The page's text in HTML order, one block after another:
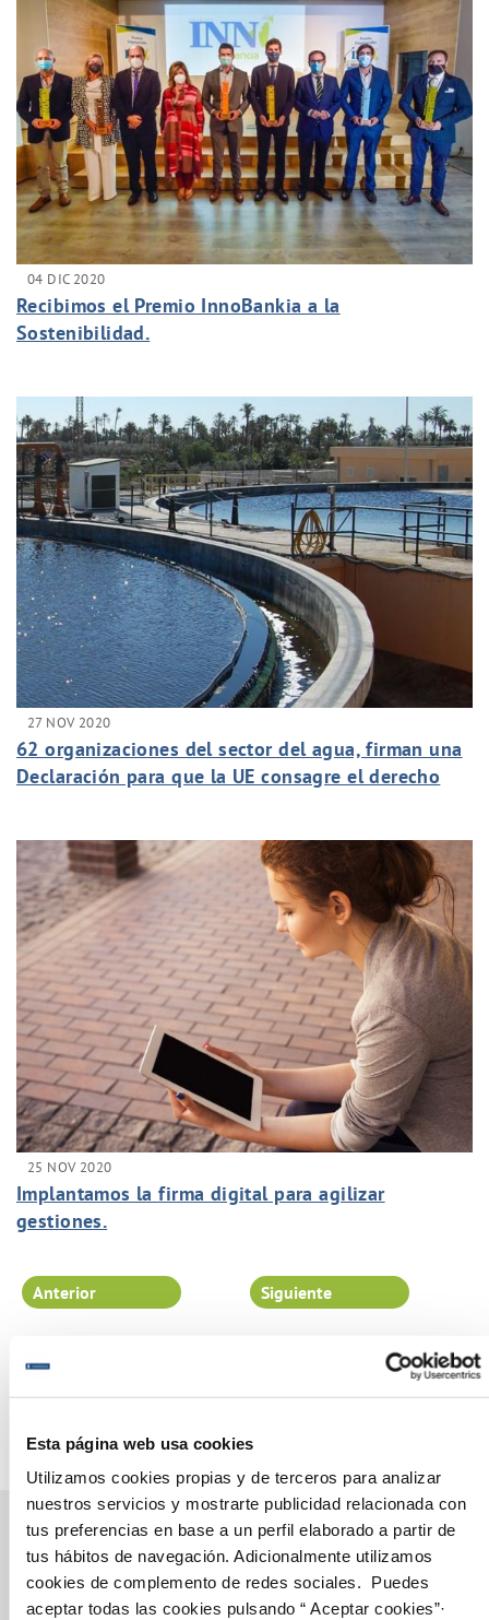
Esta página web usa cookies
Utilizamos cookies propias y de terceros para analizar
nuestros servicios y mostrarte publicidad relacionada con
tus preferencias en base a un perfil elaborado a partir de
tus hábitos de navegación. Adicionalmente utilizamos
cookies de complemento de redes sociales. Puedes
aceptar todas las cookies pulsando “ Aceptar cookies”·
04 DIC 2020
Recibimos el Premio InnoBankia a la
Sostenibilidad.
27 NOV 2020
62 organizaciones del sector del agua, firman una
Declaración para que la UE consagre el derecho
25 NOV 2020
Implantamos la firma digital para agilizar
gestiones.
Página 58 de 102
Anterior Siguiente
Gestiones Online